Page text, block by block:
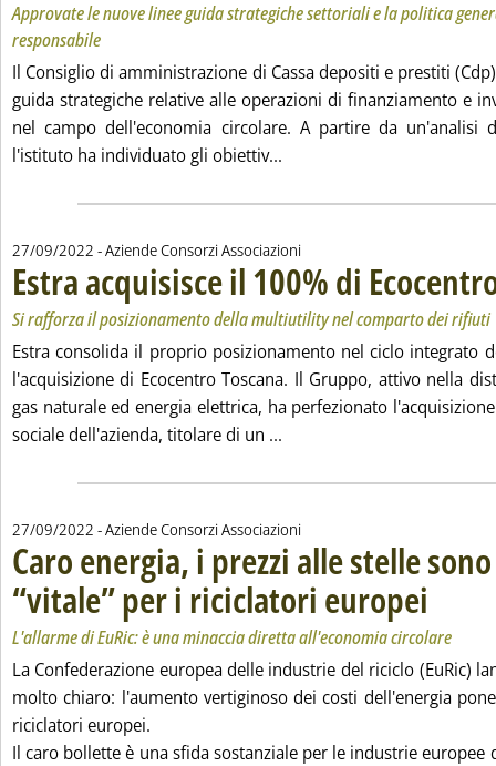
Approvate le nuove linee guida strategiche settoriali e la politica
responsabile
Il Consiglio di amministrazione di Cassa depositi e prestiti
guida strategiche relative alle operazioni di finanziamento e
nel campo dell'economia circolare. A partire da un'analisi
l'istituto ha individuato gli obiettiv...
27/09/2022 - Aziende Consorzi Associazioni
Estra acquisisce il 100% di
Si rafforza il posizionamento della multiutility nel comparto dei rifiuti
Estra consolida il proprio posizionamento nel ciclo integrato
l'acquisizione di Ecocentro Toscana. Il Gruppo, attivo nella
gas naturale ed energia elettrica, ha perfezionato
sociale dell'azienda, titolare di un ...
27/09/2022 - Aziende Consorzi Associazioni
Caro energia, i prezzi alle stelle
“vitale” per i riciclatori europei
L'allarme di EuRic: è una minaccia diretta all'economia circolare
La Confederazione europea delle industrie del riciclo (EuRic)
molto chiaro: l'aumento vertiginoso dei costi dell'energia
riciclatori europei.
Il caro bollette è una sfida sostanziale per le industrie europee